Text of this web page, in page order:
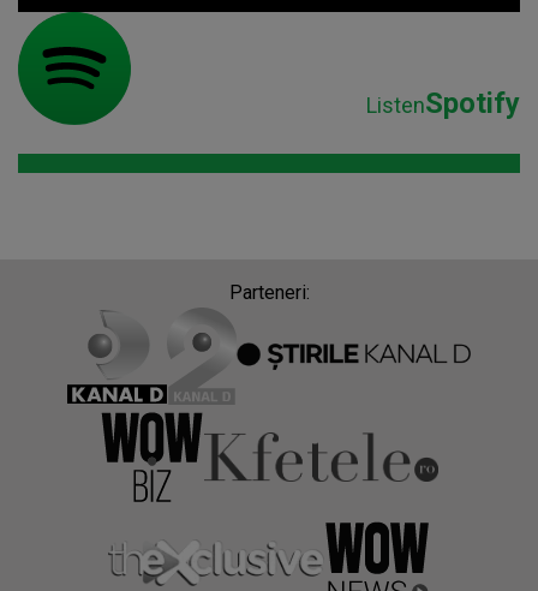
ListenSpotify
Parteneri: